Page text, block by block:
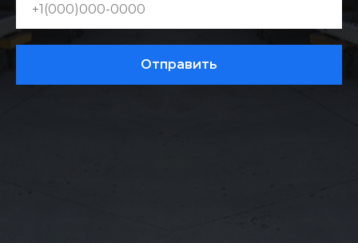
Отправить